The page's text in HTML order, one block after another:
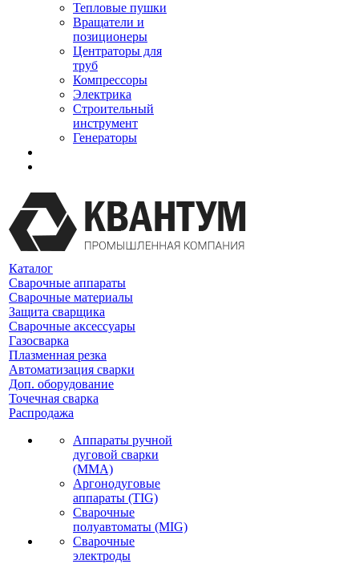
Тепловые пушки
Вращатели и
позиционеры
Центраторы для
труб
Компрессоры
Электрика
Строительный
инструмент
Генераторы
Каталог
Сварочные аппараты
Сварочные материалы
Защита сварщика
Сварочные аксессуары
Газосварка
Плазменная резка
Автоматизация сварки
Доп. оборудование
Точечная сварка
Распродажа
Аппараты ручной
дуговой сварки
(MMA)
Аргонодуговые
аппараты (TIG)
Сварочные
полуавтоматы (MIG)
Сварочные
электроды